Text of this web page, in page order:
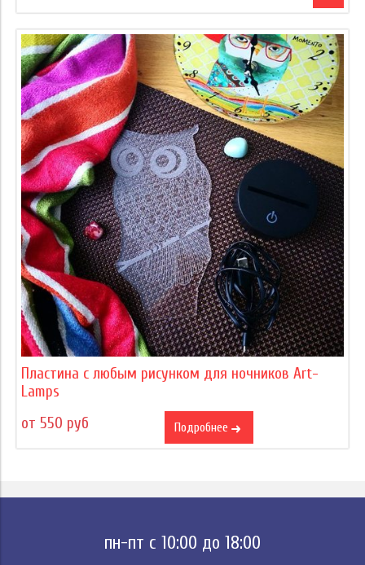
Пластина с любым рисунком для ночников Art-
Lamps
от 550 руб
Подробнее
пн-пт с 10:00 до 18:00